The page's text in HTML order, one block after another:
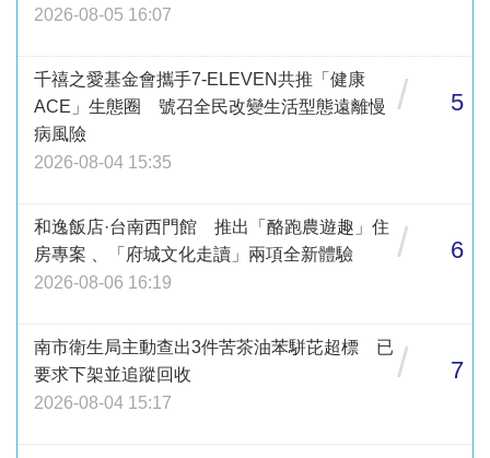
2026-08-05 16:07
千禧之愛基金會攜手7-ELEVEN共推「健康
ACE」生態圈 號召全民改變生活型態遠離慢
病風險
2026-08-04 15:35
/ 5
和逸飯店·台南西門館 推出「酪跑農遊趣」住
房專案 、「府城文化走讀」兩項全新體驗
2026-08-06 16:19
/ 6
南市衛生局主動查出3件苦茶油苯駢芘超標 已
要求下架並追蹤回收
2026-08-04 15:17
/ 7